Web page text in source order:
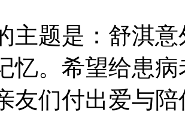
主题是：舒淇
忆。希望给患
友们付出爱与